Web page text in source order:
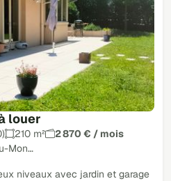
louer
210 m²
2 870 € / mois
Mon…
niveaux avec jardin et garage